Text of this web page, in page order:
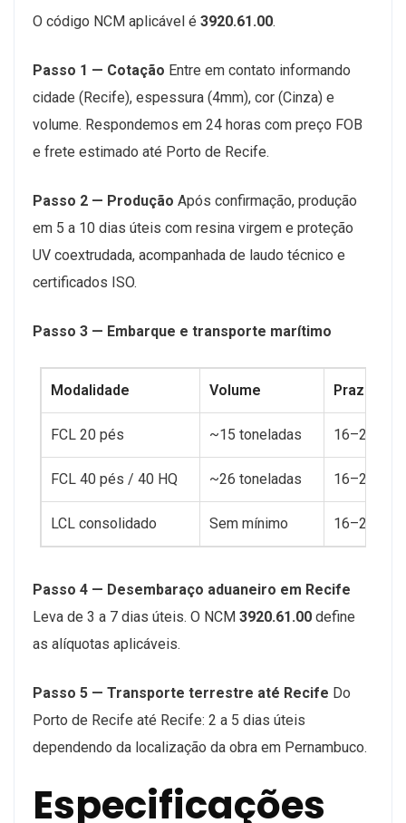
O código NCM aplicável é 3920.61.00.
Passo 1 — Cotação Entre em contato informando
cidade (Recife), espessura (4mm), cor (Cinza) e
volume. Respondemos em 24 horas com preço FOB
e frete estimado até Porto de Recife.
Passo 2 — Produção Após confirmação, produção
em 5 a 10 dias úteis com resina virgem e proteção
UV coextrudada, acompanhada de laudo técnico e
certificados ISO.
Passo 3 — Embarque e transporte marítimo
Modalidade Volume Prazo até
FCL 20 pés ~15 toneladas 16–20 dias
FCL 40 pés / 40 HQ ~26 toneladas 16–20 dias
LCL consolidado Sem mínimo 16–20 +5
Passo 4 — Desembaraço aduaneiro em Recife
Leva de 3 a 7 dias úteis. O NCM 3920.61.00 define
as alíquotas aplicáveis.
Passo 5 — Transporte terrestre até Recife Do
Porto de Recife até Recife: 2 a 5 dias úteis
dependendo da localização da obra em Pernambuco.
Especificações